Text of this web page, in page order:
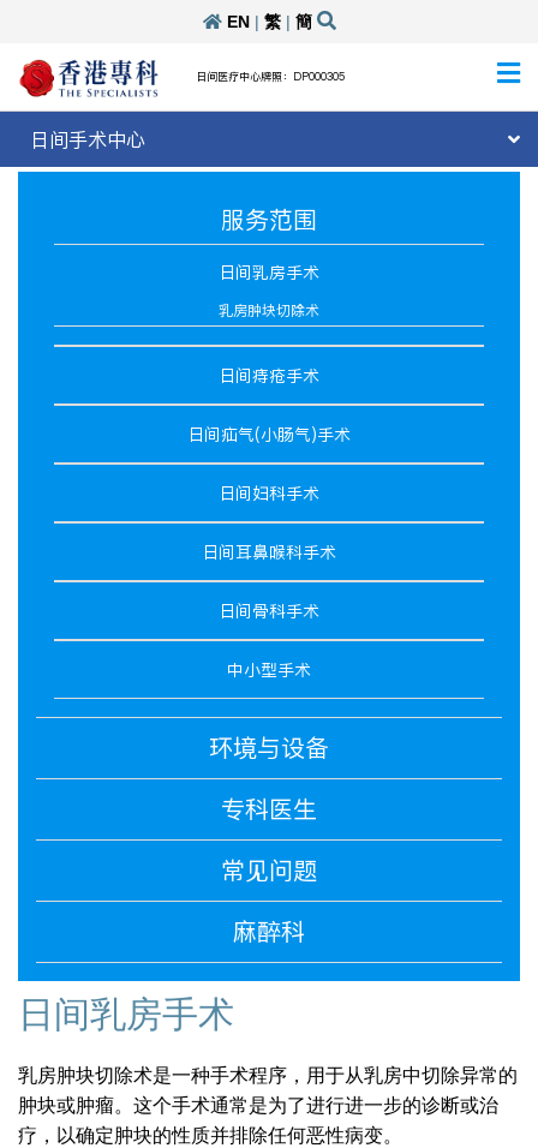
EN| 繁| 簡
日间医疗中心牌照：DP000305
日间手术中心
服务范围
日间乳房手术
乳房肿块切除术
日间痔疮手术
日间疝气(小肠气)手术
日间妇科手术
日间耳鼻喉科手术
日间骨科手术
中小型手术
环境与设备
专科医生
常见问题
麻醉科
日间乳房手术
乳房肿块切除术是一种手术程序，用于从乳房中切除异常的
肿块或肿瘤。这个手术通常是为了进行进一步的诊断或治
疗，以确定肿块的性质并排除任何恶性病变。